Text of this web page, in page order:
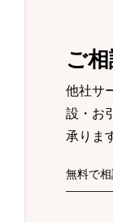
ご相
他社サ
設・お
承りま
無料で